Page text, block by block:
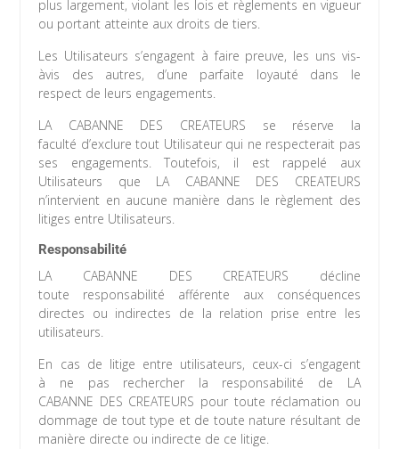
plus largement, violant les lois et règlements en vigueur
ou portant atteinte aux droits de tiers.
Les Utilisateurs s’engagent à faire preuve, les uns vis-
àvis des autres, d’une parfaite loyauté dans le
respect de leurs engagements.
LA CABANNE DES CREATEURS se réserve la
faculté d’exclure tout Utilisateur qui ne respecterait pas
ses engagements. Toutefois, il est rappelé aux
Utilisateurs que LA CABANNE DES CREATEURS
n’intervient en aucune manière dans le règlement des
litiges entre Utilisateurs.
Responsabilité
LA CABANNE DES CREATEURS décline
toute responsabilité afférente aux conséquences
directes ou indirectes de la relation prise entre les
utilisateurs.
En cas de litige entre utilisateurs, ceux-ci s’engagent
à ne pas rechercher la responsabilité de LA
CABANNE DES CREATEURS pour toute réclamation ou
dommage de tout type et de toute nature résultant de
manière directe ou indirecte de ce litige.